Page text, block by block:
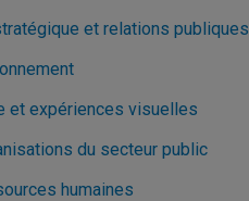
et relations publiques
et expériences visuelles
du secteur public
humaines